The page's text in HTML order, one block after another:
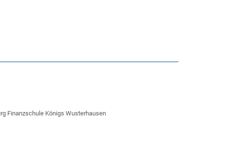
Finanzschule Königs Wusterhausen